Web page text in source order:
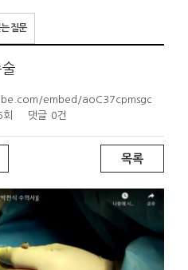
질문
embed/aoC37cpmsgc
댓글 0건
목록